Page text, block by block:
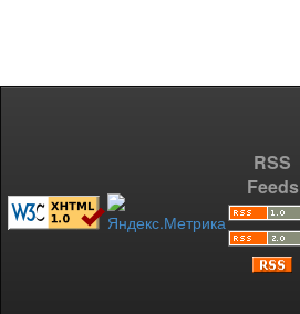
RSS
Feeds